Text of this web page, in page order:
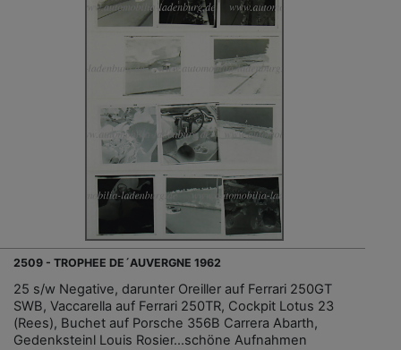
2509 - TROPHEE DE´AUVERGNE 1962
25 s/w Negative, darunter Oreiller auf Ferrari 250GT
SWB, Vaccarella auf Ferrari 250TR, Cockpit Lotus 23
(Rees), Buchet auf Porsche 356B Carrera Abarth,
Gedenksteinl Louis Rosier...schöne Aufnahmen